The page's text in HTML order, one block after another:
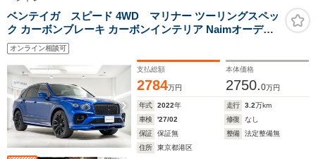
ベンテイガ スピード 4WD マリナー ツーリングスペッ
ク カーボンブレーキ カーボンインテリア Naimオーディ
オ Pルーフ 22インチスピードAW コンフォートシート
Blackline
オンライン相談可
支払総額
2784万円
本体価格
2750.0万円
年式 2022年 走行 3.2万km
車検
'27/02 修復
なし
保証
保証無 整備
法定整備無
住所
東京都港区